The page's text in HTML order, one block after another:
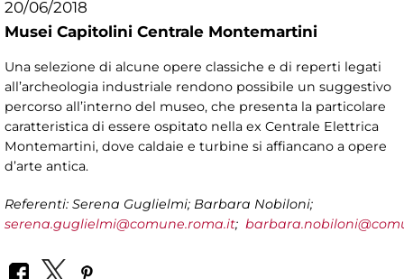
20/06/2018
Musei Capitolini Centrale Montemartini
Una selezione di alcune opere classiche e di reperti legati
all’archeologia industriale rendono possibile un suggestivo
percorso all’interno del museo, che presenta la particolare
caratteristica di essere ospitato nella ex Centrale Elettrica
Montemartini, dove caldaie e turbine si affiancano a opere
d’arte antica.
Referenti: Serena Guglielmi; Barbara Nobiloni;
serena.guglielmi@comune.roma.it;